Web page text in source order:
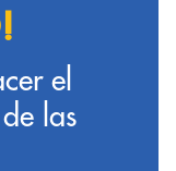
el
las